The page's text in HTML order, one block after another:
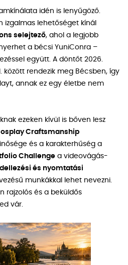
idén is lenyűgöző.
izgalmas lehetőséget kínál
selejtező, ahol a legjobb
a bécsi YuniConra –
együtt. A döntőt 2026.
között rendezik meg Bécsben, így
annak ez egy életbe nem
ezeken kívül is bőven lesz
Craftsmanship
és a karakterhűség a
Challenge a videovágás-
és nyomtatási
munkákkal lehet nevezni.
rajzolós és a beküldős
vár.